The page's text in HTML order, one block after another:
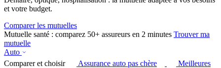
et votre budget.
Comparer les mutuelles
Mutuelle santé : comparez 50+ assureurs en 2 minutes Trouver ma
mutuelle
Auto
Comparer et choisir
Assurance auto pas chère
Meilleures